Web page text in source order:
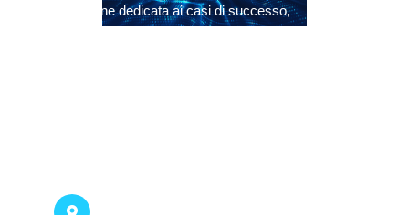
Visita la sezione dedicata ai casi di successo,
approfondimenti, news e molto altro per conoscere al meglio la